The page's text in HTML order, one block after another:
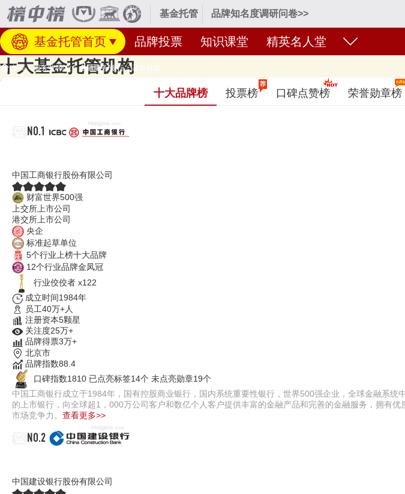
基金托管 品牌知名度调研问卷>>
基金托管首页 品牌投票 知识课堂 精英名人堂
十大基金托管机构
基金托管机构，基金托管银行-证券投资基金托管人，基金托管机构哪个好〔2026〕
发布啦！居前十的有：工商银行ICBC、建设银行ccb、中国银行、
碑好或知名度高、有实力的，排名不分先后，仅供借鉴参考，想知道哪个基金托管好？您可以多比较，选
首页 > 服务业/商业 > 金融服务/银行 > 基金托管
十大品牌榜 投票榜
荐
口碑点赞榜 荣誉勋章榜
NO.1
中国工商银行股份有限公司
财富世界500强
上交所上市公司
港交所上市公司
央企
标准起草单位
5个行业上榜十大品牌
12个行业品牌金凤冠
行业佼佼者 x122
成立时间1984年
员工40万+人
注册资本5颗星
关注度25万+
品牌得票3万+
北京市
品牌指数88.4
口碑指数1810 已点亮标签14个 未点亮勋章19个
中国工商银行成立于1984年，国有控股商业银行，国内系统重要性银行，世界500强企业，全球金融系统
的上市银行，向全球超1，000万公司客户和数亿个人客户提供丰富的金融产品和完善的金融服务，拥有
市场竞争力。 查看更多>>
NO.2
中国建设银行股份有限公司